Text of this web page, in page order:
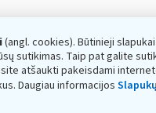
(angl. cookies). Būtinieji
sutikimas. Taip pat galite
atšaukti pakeisdami
Daugiau informacijos